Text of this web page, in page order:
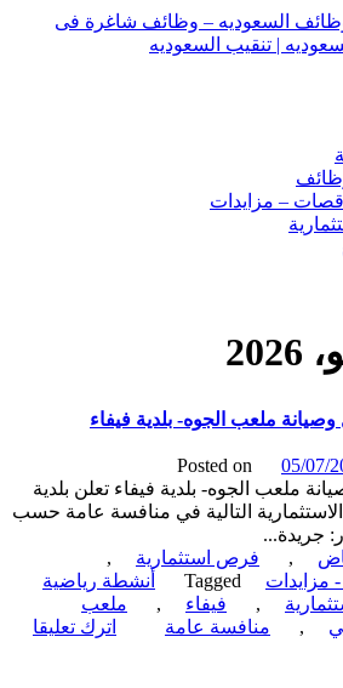
السعوديه
مزايدات
ملعب الجوه- بلدية فيفاء
Posted on
الجوه- بلدية فيفاء تعلن بلدية
التالية في منافسة عامة حسب
, فرص استثمارية
,
Tagged
أنشطة رياضية
, فيفاء ,
ملعب
, منافسة عامة اترك تعليقا